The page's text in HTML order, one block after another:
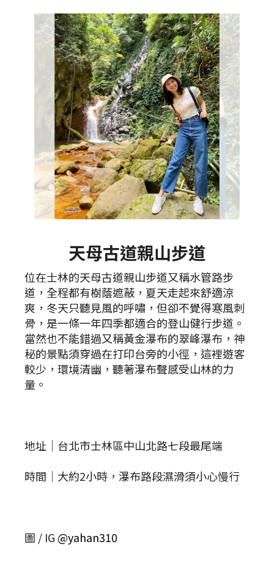
天母古道親山步道
位在士林的天母古道親山步道又稱水管路步
道，全程都有樹蔭遮蔽，夏天走起來舒適涼
爽，冬天只聽見風的呼嘯，但卻不覺得寒風刺
骨，是一條一年四季都適合的登山健行步道。
當然也不能錯過又稱黃金瀑布的翠峰瀑布，神
秘的景點須穿過在打印台旁的小徑，這裡遊客
較少，環境清幽，聽著瀑布聲感受山林的力
量。
地址｜台北市士林區中山北路七段最尾端
時間｜大約2小時，瀑布路段濕滑須小心慢行
圖 / IG @yahan310